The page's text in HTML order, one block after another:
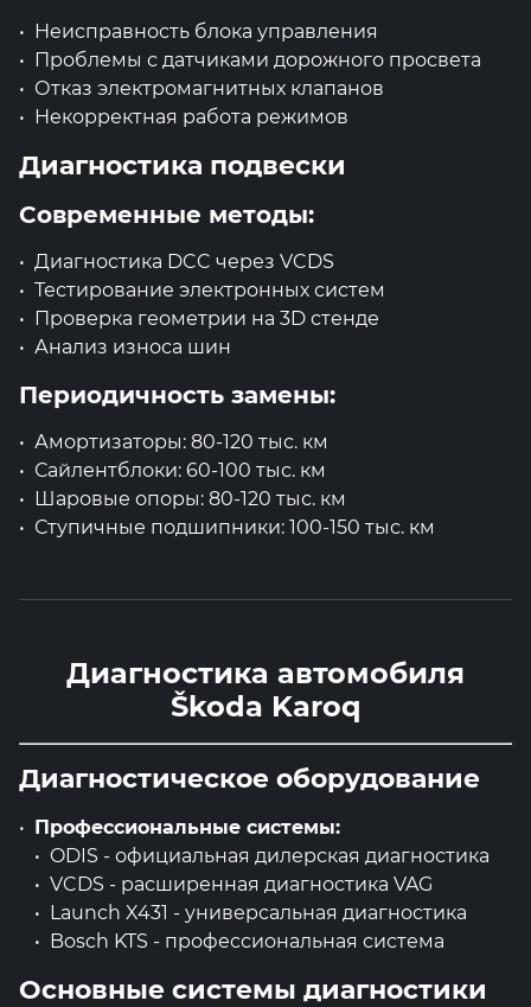
Неисправность блока управления
Проблемы с датчиками дорожного просвета
Отказ электромагнитных клапанов
Некорректная работа режимов
Диагностика подвески
Современные методы:
Диагностика DCC через VCDS
Тестирование электронных систем
Проверка геометрии на 3D стенде
Анализ износа шин
Периодичность замены:
Амортизаторы: 80-120 тыс. км
Сайлентблоки: 60-100 тыс. км
Шаровые опоры: 80-120 тыс. км
Ступичные подшипники: 100-150 тыс. км
Диагностика автомобиля
Škoda Karoq
Диагностическое оборудование
Профессиональные системы:
ODIS - официальная дилерская диагностика
VCDS - расширенная диагностика VAG
Launch X431 - универсальная диагностика
Bosch KTS - профессиональная система
Основные системы диагностики